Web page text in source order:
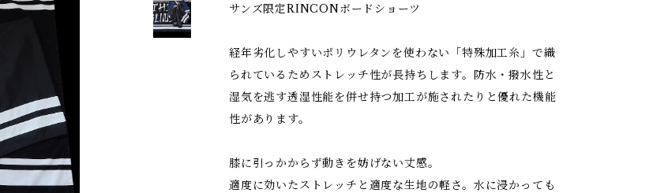
サンズ限定RINCONボードショーツ
経年劣化しやすいポリウレタンを使わない「特殊加工糸」で織
られているためストレッチ性が長持ちします。防水・撥水性と
湿気を逃す透湿性能を併せ持つ加工が施されたりと優れた機能
性があります。
膝に引っかからず動きを妨げない丈感。
適度に効いたストレッチと適度な生地の軽さ。水に浸かっても